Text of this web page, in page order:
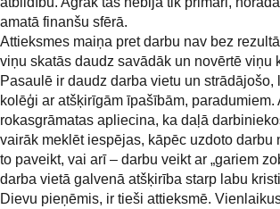
amatā finanšu sfērā.
Attieksmes maiņa pret darbu nav bez
viņu skatās daudz savādāk un novērtē viņu
Pasaulē ir daudz darba vietu un
kolēģi ar atšķirīgām īpašībām,
rokasgrāmatas apliecina, ka daļā
vairāk meklēt iespējas, kāpēc uzdoto darbu
to paveikt, vai arī – darbu veikt ar „gariem
darba vietā galvenā atšķirība starp labu
Dievu pieņēmis, ir tieši attieksmē.